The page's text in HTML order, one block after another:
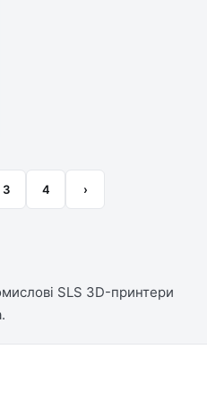
3 4 ›
SLS 3D-принтери